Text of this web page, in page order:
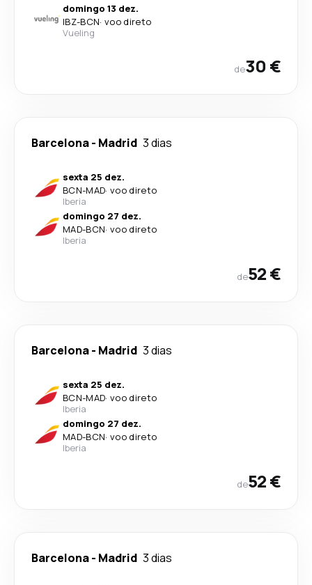
domingo 13 dez.
IBZ-BCN· voo direto
Vueling
de30 €
Barcelona- Madrid 3 dias
sexta 25 dez.
BCN-MAD· voo direto
Iberia
domingo 27 dez.
MAD-BCN· voo direto
Iberia
de52 €
Barcelona- Madrid 3 dias
sexta 25 dez.
BCN-MAD· voo direto
Iberia
domingo 27 dez.
MAD-BCN· voo direto
Iberia
de52 €
Barcelona- Madrid 3 dias